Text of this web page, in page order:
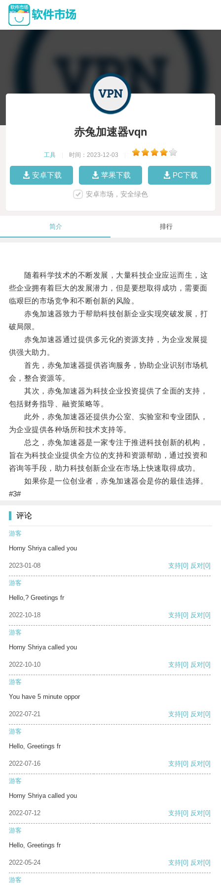
赤兔加速器vqn
工具 时间：2023-12-03
安卓下载 苹果下载 PC下载
安卓市场，安全绿色
简介 排行
随着科学技术的不断发展，大量科技企业应运而生，这
些企业拥有着巨大的发展潜力，但是要想取得成功，需要面
临艰巨的市场竞争和不断创新的风险。
赤兔加速器致力于帮助科技创新企业实现突破发展，打
破局限。
赤兔加速器通过提供多元化的资源支持，为企业发展提
供强大助力。
首先，赤兔加速器提供咨询服务，协助企业识别市场机
会，整合资源等。
其次，赤兔加速器为科技企业投资提供了全面的支持，
包括财务指导、融资策略等。
此外，赤兔加速器还提供办公室、实验室和专业团队，
为企业提供各种场所和技术支持等。
总之，赤兔加速器是一家专注于推进科技创新的机构，
旨在为科技企业提供全方位的支持和资源帮助，通过投资和
咨询等手段，助力科技创新企业在市场上快速取得成功。
如果你是一位创业者，赤兔加速器会是你的最佳选择。
#3#
评论
游客
Horny Shriya called you
2023-01-08 支持[0] 反对[0]
游客
Hello,? Greetings fr
2022-10-18 支持[0] 反对[0]
游客
Horny Shriya called you
2022-10-10 支持[0] 反对[0]
游客
You have 5 minute oppor
2022-07-21 支持[0] 反对[0]
游客
Hello, Greetings fr
2022-07-16 支持[0] 反对[0]
游客
Horny Shriya called you
2022-07-12 支持[0] 反对[0]
游客
Hello, Greetings fr
2022-05-24 支持[0] 反对[0]
游客